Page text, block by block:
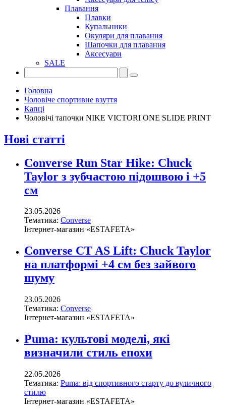
Плавання
Плавки
Купальники
Окуляри для плавання
Шапочки для плавання
Аксесуари
SALE
Головна
Чоловіче спортивне взуття
Капці
Чоловічі тапочки NIKE VICTORI ONE SLIDE PRINT
Нові статті
Converse Run Star Hike: Chuck
Taylor з зубчастою підошвою і +5
см
23.05.2026
Тематика: Converse
Інтернет-магазин «ESTAFETA»
Converse CT AS Lift: Chuck Taylor
на платформі +4 см без зайвого
шуму
23.05.2026
Тематика: Converse
Інтернет-магазин «ESTAFETA»
Puma: культові моделі, які
визначили стиль епохи
22.05.2026
Тематика: Puma: від спортивного старту до вуличного
стилю
Інтернет-магазин «ESTAFETA»